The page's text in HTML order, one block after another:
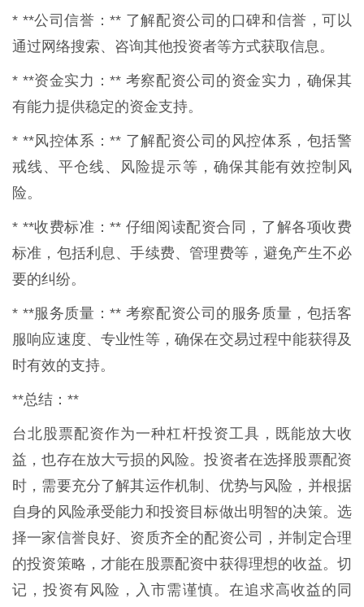
* **公司信誉：** 了解配资公司的口碑和信誉，可以
通过网络搜索、咨询其他投资者等方式获取信息。
* **资金实力：** 考察配资公司的资金实力，确保其
有能力提供稳定的资金支持。
* **风控体系：** 了解配资公司的风控体系，包括警
戒线、平仓线、风险提示等，确保其能有效控制风
险。
* **收费标准：** 仔细阅读配资合同，了解各项收费
标准，包括利息、手续费、管理费等，避免产生不必
要的纠纷。
* **服务质量：** 考察配资公司的服务质量，包括客
服响应速度、专业性等，确保在交易过程中能获得及
时有效的支持。
**总结：**
台北股票配资作为一种杠杆投资工具，既能放大收
益，也存在放大亏损的风险。投资者在选择股票配资
时，需要充分了解其运作机制、优势与风险，并根据
自身的风险承受能力和投资目标做出明智的决策。选
择一家信誉良好、资质齐全的配资公司，并制定合理
的投资策略，才能在股票配资中获得理想的收益。切
记，投资有风险，入市需谨慎。在追求高收益的同